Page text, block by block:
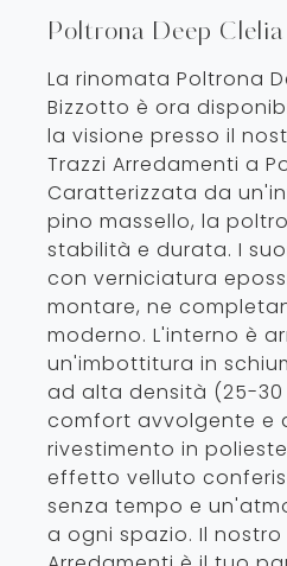
Poltrona Deep Clelia
La rinomata Poltrona
Bizzotto è ora
la visione presso il
Trazzi Arredamenti a
Caratterizzata da
pino massello, la
stabilità e durata. I
con verniciatura
montare, ne
moderno. L'interno è
un'imbottitura in
ad alta densità (25-30
comfort avvolgente e
rivestimento in
effetto velluto
senza tempo e
a ogni spazio. Il nostro